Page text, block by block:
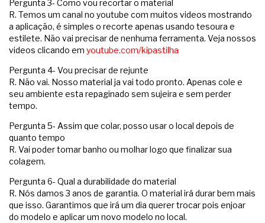
Pergunta 3- Como vou recortar o material
R. Temos um canal no youtube com muitos videos mostrando
a aplicação, é simples o recorte apenas usando tesoura e
estilete. Não vai precisar de nenhuma ferramenta. Veja nossos
videos clicando em youtube.com/kipastilha
Pergunta 4- Vou precisar de rejunte
R. Não vai. Nosso material ja vai todo pronto. Apenas cole e
seu ambiente esta repaginado sem sujeira e sem perder
tempo.
Pergunta 5- Assim que colar, posso usar o local depois de
quanto tempo
R. Vai poder tomar banho ou molhar logo que finalizar sua
colagem.
Pergunta 6- Qual a durabilidade do material
R. Nós damos 3 anos de garantia. O material irá durar bem mais
que isso. Garantimos que irá um dia querer trocar pois enjoar
do modelo e aplicar um novo modelo no local.